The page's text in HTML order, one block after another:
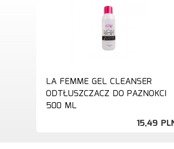
LA FEMME GEL CLEANSER
ODTŁUSZCZACZ DO PAZNOKCI
500 ML
15,49